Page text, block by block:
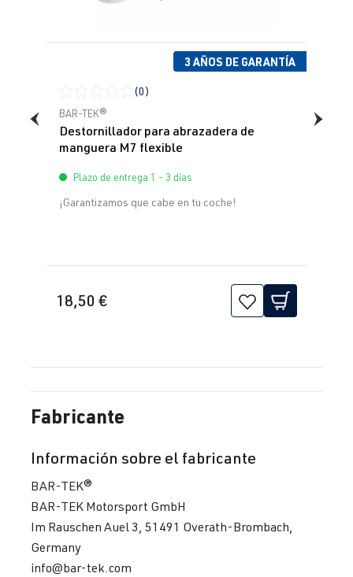
3 AÑOS DE GARANTÍA
Calificación promedio de 0 de 5 estrellas
(0)
BAR-TEK®
Destornillador para abrazadera de
manguera M7 flexible
Plazo de entrega 1 - 3 días
¡Garantizamos que cabe en tu coche!
18,50 €
Fabricante
Información sobre el fabricante
BAR-TEK®
BAR-TEK Motorsport GmbH
Im Rauschen Auel 3, 51491 Overath-Brombach,
Germany
info@bar-tek.com